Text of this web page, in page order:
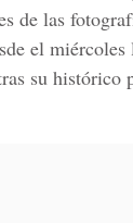
de las
el miércoles
su histórico